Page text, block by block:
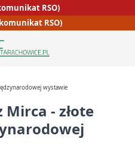
RSO)
RSO)
wystawie
- złote